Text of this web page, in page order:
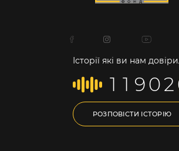
Історії які ви нам
1 1 902
РОЗПОВІСТИ ІСТОРІЮ